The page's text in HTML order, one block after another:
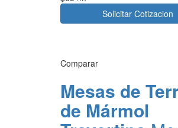
Solicitar Cotizacion
Comparar
Mesas de
de Mármol